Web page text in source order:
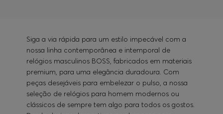
Siga a via rápida para um estilo impecável com a
nossa linha contemporânea e intemporal de
relógios masculinos BOSS, fabricados em materiais
premium, para uma elegância duradoura. Com
peças desejáveis para embelezar o pulso, a nossa
seleção de relógios para homem modernos ou
clássicos de sempre tem algo para todos os gostos.